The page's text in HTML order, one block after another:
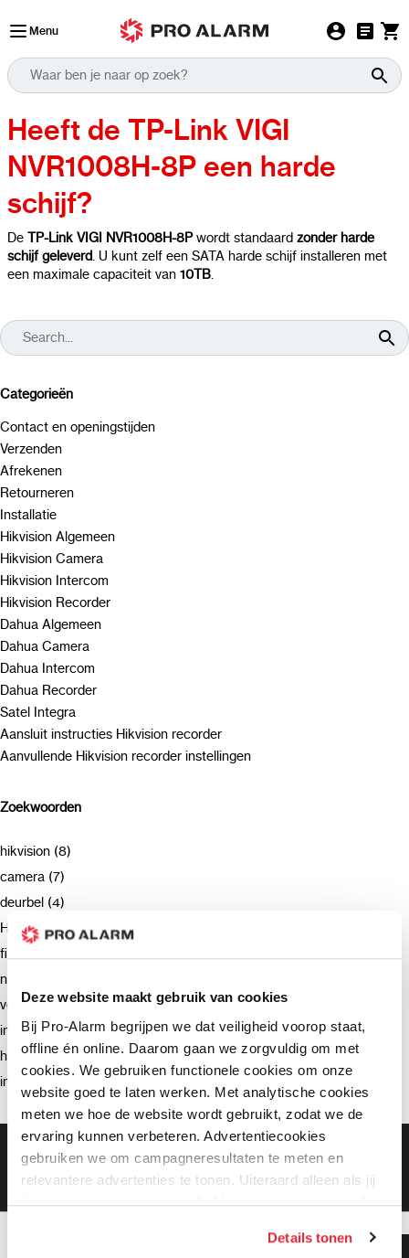
Deze website maakt gebruik van cookies
Bij Pro-Alarm begrijpen we dat veiligheid voorop staat,
offline én online. Daarom gaan we zorgvuldig om met
cookies. We gebruiken functionele cookies om onze
website goed te laten werken. Met analytische cookies
meten we hoe de website wordt gebruikt, zodat we de
ervaring kunnen verbeteren. Advertentiecookies
gebruiken we om campagneresultaten te meten en
relevantere advertenties te tonen. Uiteraard alleen als jij
daar toestemming voor geeft. Als je toestemming geeft,
kunnen deze gegevens combineren met informatie die zij
Details tonen
Menu
Heeft de TP-Link VIGI
NVR1008H-8P een harde
schijf?
De TP-Link VIGI NVR1008H-8Pwordt standaard zonder harde
schijf geleverd. U kunt zelf een SATA harde schijf installeren met
een maximale capaciteit van 10TB.
Categorieën
Contact en openingstijden
Verzenden
Afrekenen
Retourneren
Installatie
Hikvision Algemeen
Hikvision Camera
Hikvision Intercom
Hikvision Recorder
Dahua Algemeen
Dahua Camera
Dahua Intercom
Dahua Recorder
Satel Integra
Aansluit instructies Hikvision recorder
Aanvullende Hikvision recorder instellingen
Zoekwoorden
hikvision (8)
camera (7)
deurbel (4)
Hikvision (3)
firmware (3)
netwerkrecorder (2)
verzending (2)
intercom (2)
hik-connect (2)
installatie (2)
Gratis bezorging vanaf €99,-
Gratis retourneren binnen 90 dagen*
Klanten geven ons een 9.3 gemiddeld